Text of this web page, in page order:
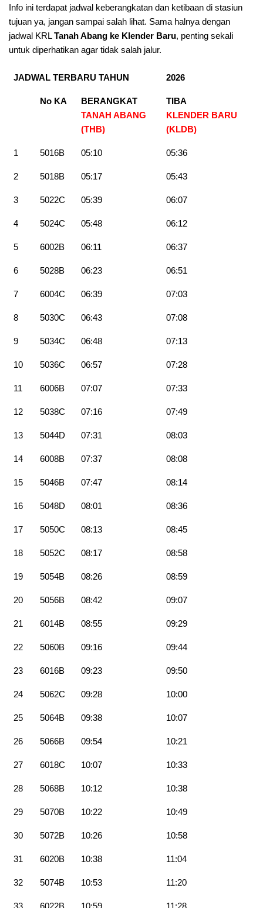
Info ini terdapat jadwal keberangkatan dan ketibaan di stasiun
tujuan ya, jangan sampai salah lihat. Sama halnya dengan
jadwal KRLTanah Abang ke Klender Baru, penting sekali
untuk diperhatikan agar tidak salah jalur.
JADWAL TERBARU TAHUN 2026
No KA
BERANGKAT
TANAH ABANG
(THB)
TIBA
KLENDER BARU
(KLDB)
1 5016B 05:10 05:36
2 5018B 05:17 05:43
3 5022C 05:39 06:07
4 5024C 05:48 06:12
5 6002B 06:11 06:37
6 5028B 06:23 06:51
7 6004C 06:39 07:03
8 5030C 06:43 07:08
9 5034C 06:48 07:13
10 5036C 06:57 07:28
11 6006B 07:07 07:33
12 5038C 07:16 07:49
13 5044D 07:31 08:03
14 6008B 07:37 08:08
15 5046B 07:47 08:14
16 5048D 08:01 08:36
17 5050C 08:13 08:45
18 5052C 08:17 08:58
19 5054B 08:26 08:59
20 5056B 08:42 09:07
21 6014B 08:55 09:29
22 5060B 09:16 09:44
23 6016B 09:23 09:50
24 5062C 09:28 10:00
25 5064B 09:38 10:07
26 5066B 09:54 10:21
27 6018C 10:07 10:33
28 5068B 10:12 10:38
29 5070B 10:22 10:49
30 5072B 10:26 10:58
31 6020B 10:38 11:04
32 5074B 10:53 11:20
33 6022B 10:59 11:28